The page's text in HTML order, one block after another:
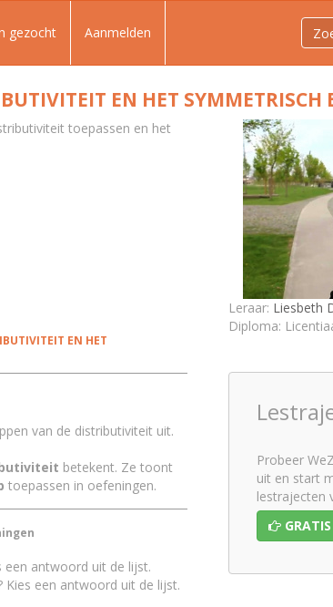
gezocht Aanmelden
EN HET SYMMETRISCH
Leraar: Liesbeth
Diploma:
Probeer
uit en start
lestrajecten
GRATIS
toepassen en het
EN HET
van de distributiviteit uit.
betekent. Ze toont
toepassen in oefeningen.
een antwoord uit de lijst.
Kies een antwoord uit de lijst.